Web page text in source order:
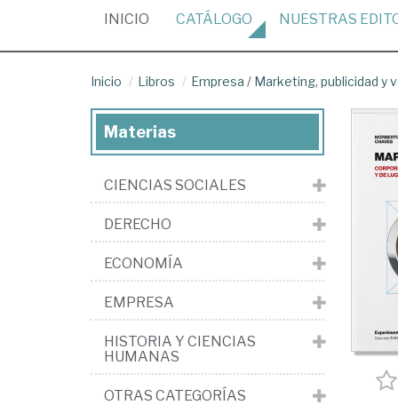
INICIO (CURRENT)
CATÁLOGO NUESTRAS
Inicio Libros Empresa / Marketing, publicidad y
Materias
CIENCIAS SOCIALES
DERECHO
ECONOMÍA
EMPRESA
HISTORIA Y CIENCIAS
HUMANAS
OTRAS CATEGORÍAS